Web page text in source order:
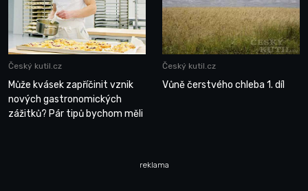
Český kutil.cz
Může kvásek zapříčinit vznik
nových gastronomických
zážitků? Pár tipů bychom měli
Český kutil.cz
Vůně čerstvého chleba 1. díl
reklama